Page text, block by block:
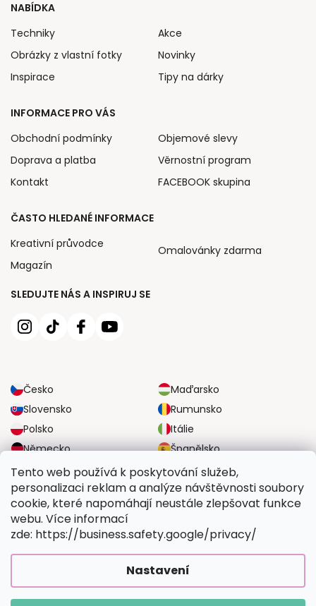
Tento web používá k poskytování služeb,
personalizaci reklam a analýze návštěvnosti soubory
cookie, které napomáhají neustále zlepšovat funkce
webu. Více informací
zde: https://business.safety.google/privacy/
Nastavení
SLEDUJTE NÁS A INSPIRUJ SE
Česko
Maďarsko
Slovensko
Rumunsko
Polsko
Itálie
Německo
Španělsko
Velká Británie
Rakousko
NABÍDKA
Techniky
Obrázky z vlastní fotky
Inspirace
Akce
Novinky
Tipy na dárky
INFORMACE PRO VÁS
Obchodní podmínky
Doprava a platba
Kontakt
Objemové slevy
Věrnostní program
FACEBOOK skupina
ČASTO HLEDANÉ INFORMACE
Kreativní průvodce
Magazín
Omalovánky zdarma
SPOLEHLIVÉ MOŽNOSTI DOPRAVY
BEZPEČNÉ MOŽNOSTI PLATBY